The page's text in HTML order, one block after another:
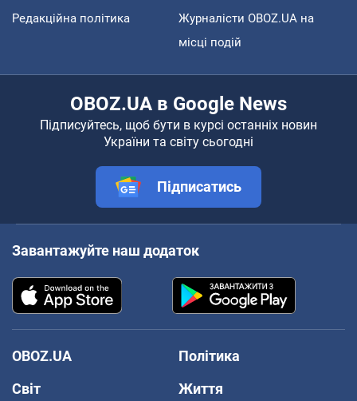
Редакційна політика
Журналісти OBOZ.UA на
місці подій
OBOZ.UA в Google News
Підписуйтесь, щоб бути в курсі останніх новин
України та світу сьогодні
Підписатись
Завантажуйте наш додаток
OBOZ.UA
Політика
Світ
Життя